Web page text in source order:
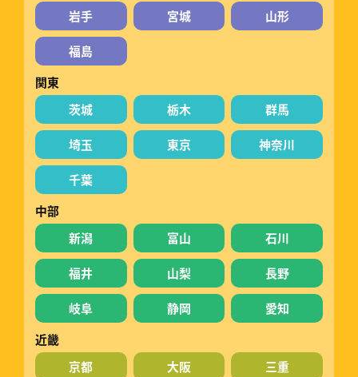
岩手 宮城 山形
福島
関東
茨城
栃木 群馬
埼玉 東京 神奈川
千葉
中部
新潟
富山 石川
福井 山梨 長野
岐阜 静岡
愛知
近畿
京都
大阪 三重